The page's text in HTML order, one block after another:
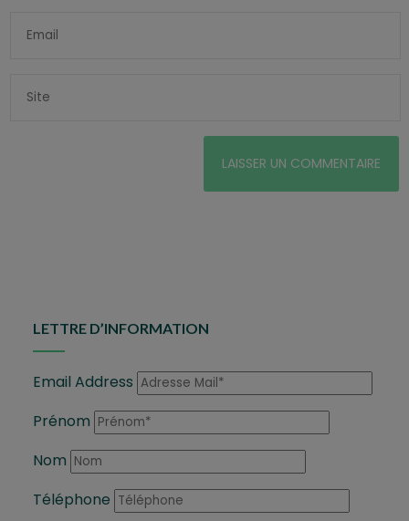
LETTRE D’INFORMATION
Email Address
Prénom
Nom
Téléphone